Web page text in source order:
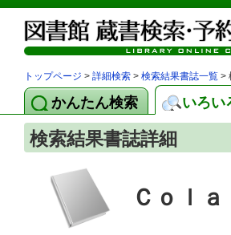
トップページ > 詳細検索 > 検索結果書誌一覧 >
かんたん検索 いろい
検索結果書誌詳細
Ｃｏｌ